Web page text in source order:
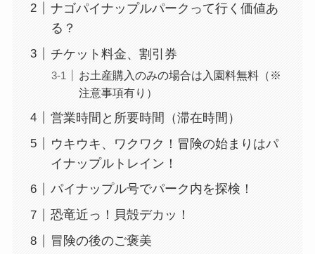
ナゴパイナップルパークって行く価値あ
る？
チケット料金、割引券
お土産購入のみの場合は入園料無料（※
注意事項有り）
営業時間と所要時間（滞在時間）
ウキウキ、ワクワク！冒険の始まりはパ
イナップルトレイン！
パイナップル号でパーク内を探検！
恐竜近っ！貝殻デカッ！
冒険の後のご褒美